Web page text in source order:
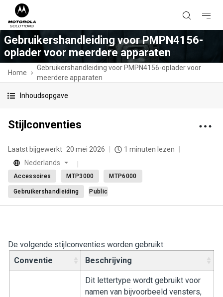
Gebruikershandleiding voor PMPN4156-
oplader voor meerdere apparaten
Home
Gebruikershandleiding voor PMPN4156-oplader voor
meerdere apparaten
Inhoudsopgave
Stijlconventies
Laatst bijgewerkt 20 mei 2026
1 minuten lezen
Nederlands
Accessoires MTP3000 MTP6000
Gebruikershandleiding Public
De volgende stijlconventies worden gebruikt:
Conventie
Beschrijving
Dit lettertype wordt gebruikt voor
namen van bijvoorbeeld vensters,